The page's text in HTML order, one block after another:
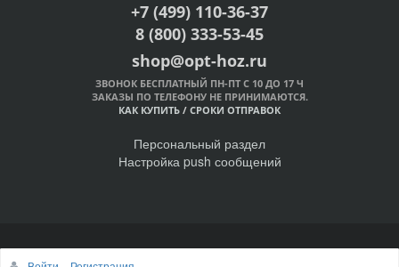
+7 (499) 110-36-37
8 (800) 333-53-45
shop@opt-hoz.ru
ЗВОНОК БЕСПЛАТНЫЙ ПН-ПТ С 10 ДО 17 Ч
ЗАКАЗЫ ПО ТЕЛЕФОНУ НЕ ПРИНИМАЮТСЯ.
КАК КУПИТЬ / СРОКИ ОТПРАВОК
Персональный раздел
Настройка push сообщений
© Интернет-магазин ОПТ-ХОЗ, 2011-2026